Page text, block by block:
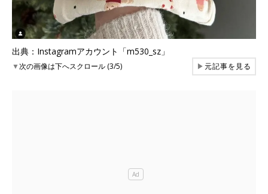
出典：Instagramアカウント「m530_sz」
▼次の画像は下へスクロール (3/5) ▶元記事を見る